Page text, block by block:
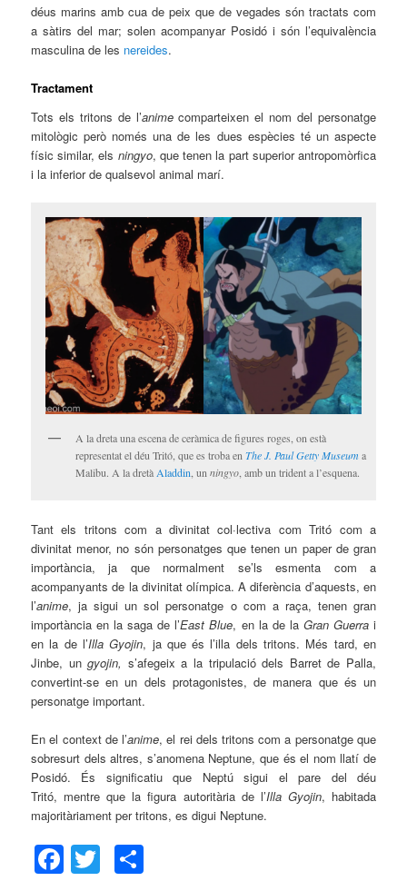
déus marins amb cua de peix que de vegades són tractats com
a sàtirs del mar; solen acompanyar Posidó i són l’equivalència
masculina de les nereides.
Tractament
Tots els tritons de l’animecomparteixen el nom del personatge
mitològic però només una de les dues espècies té un aspecte
físic similar, els ningyo, que tenen la part superior antropomòrfica
i la inferior de qualsevol animal marí.
A la dreta una escena de ceràmica de figures roges, on està
representat el déu Tritó, que es troba enThe J. Paul Getty Museuma
Malibu. A la dretà Aladdin , unningyo , amb un trident a l’esquena.
Tant els tritons com a divinitat col·lectiva com Tritó com a
divinitat menor, no són personatges que tenen un paper de gran
importància, ja que normalment se’ls esmenta com a
acompanyants de la divinitat olímpica. A diferència d’aquests, en
l’anime, ja sigui un sol personatge o com a raça, tenen gran
importància en la saga de l’East Blue, en la de la Gran Guerrai
en la de l’Illa Gyojin, ja que és l’illa dels tritons. Més tard, en
Jinbe, ungyojin, s’afegeix a la tripulació dels Barret de Palla,
convertint-se en un dels protagonistes, de manera que és un
personatge important.
En el context de l’anime, el rei dels tritons com a personatge que
sobresurt dels altres, s’anomena Neptune, que és el nom llatí de
Posidó. És significatiu que Neptú sigui el pare del déu
Tritó, mentre que la figura autoritària de l’Illa Gyojin, habitada
majoritàriament per tritons, es digui Neptune.
Facebook
Twitter